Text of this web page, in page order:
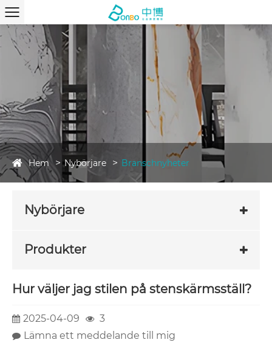
Hem Nybörjare Branschnyheter
Nybörjare
Produkter
Hur väljer jag stilen på stenskärmsställ?
2025-04-09
3
Lämna ett meddelande till mig